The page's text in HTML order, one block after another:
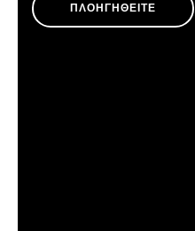
ΠΛΟΗΓΗΘΕΙΤΕ